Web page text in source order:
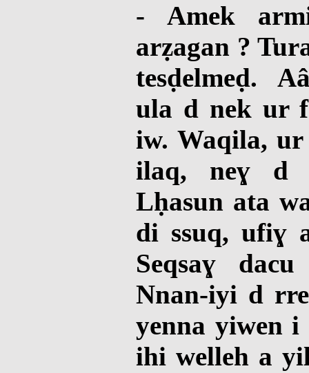
- Amek
arẓagan ?
tesḍelmeḍ.
ula d nek ur
iw. Waqila, ur
ilaq, neɣ d
Lḥasun ata
di ssuq, ufiɣ
Seqsaɣ
Nnan-iyi d
yenna yiwen i
ihi welleh a